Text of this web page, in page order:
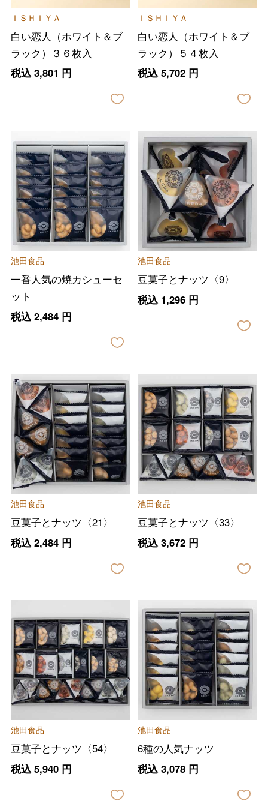
ＩＳＨＩＹＡ
白い恋人（ホワイト＆ブ
ラック）３６枚入
税込 3,801 円
ＩＳＨＩＹＡ
白い恋人（ホワイト＆ブ
ラック）５４枚入
税込 5,702円
池田食品
一番人気の焼カシューセ
ット
税込 2,484円
池田食品
豆菓子とナッツ〈9〉
税込 1,296円
池田食品
豆菓子とナッツ〈21〉
税込 2,484円
池田食品
豆菓子とナッツ〈33〉
税込 3,672円
池田食品
豆菓子とナッツ〈54〉
税込 5,940円
池田食品
6種の人気ナッツ
税込 3,078円